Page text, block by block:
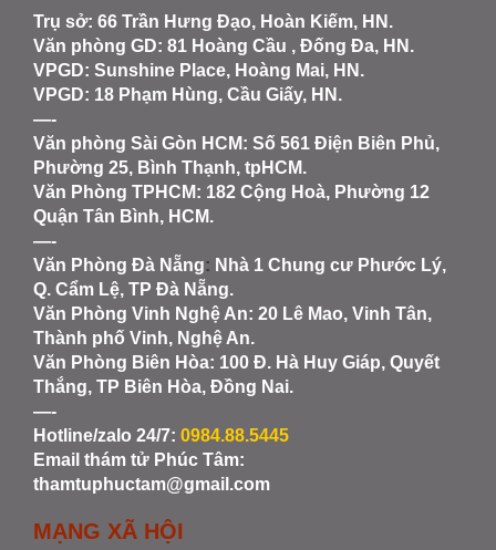
Trụ sở: 66 Trần Hưng Đạo, Hoàn Kiếm, HN.
Văn phòng GD: 81 Hoàng Cầu , Đống Đa, HN.
VPGD: Sunshine Place, Hoàng Mai, HN.
VPGD: 18 Phạm Hùng, Cầu Giấy, HN.
—-
Văn phòng Sài Gòn HCM: Số 561 Điện Biên Phủ,
Phường 25, Bình Thạnh, tpHCM.
Văn Phòng TPHCM: 182 Cộng Hoà, Phường 12
Quận Tân Bình, HCM.
—-
Văn Phòng Đà Nẵng: Nhà 1 Chung cư Phước Lý,
Q. Cẩm Lệ, TP Đà Nẵng.
Văn Phòng Vinh Nghệ An: 20 Lê Mao, Vinh Tân,
Thành phố Vinh, Nghệ An.
Văn Phòng Biên Hòa: 100 Đ. Hà Huy Giáp, Quyết
Thắng, TP Biên Hòa, Đồng Nai.
—-
Hotline/zalo 24/7: 0984.88.5445
Email thám tử Phúc Tâm:
thamtuphuctam@gmail.com
MẠNG XÃ HỘI